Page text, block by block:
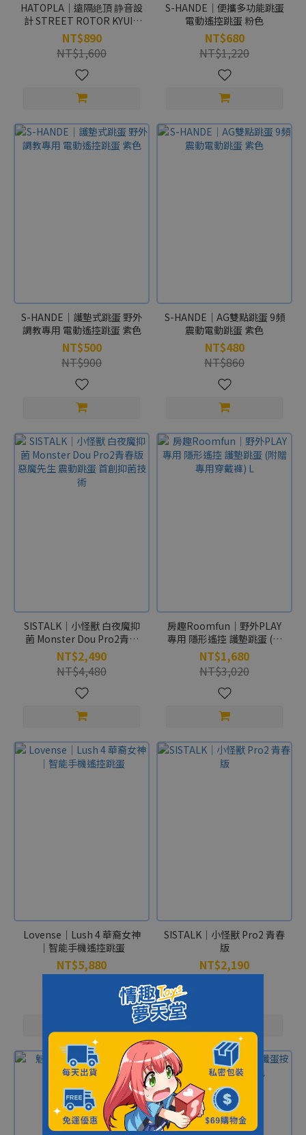
HATOPLA｜遠隔絶頂 静音設
計 STREET ROTOR KYUIN
black 靜音跳蛋
NT$890
NT$1,600
S-HANDE｜便攜多功能跳蛋
電動遙控跳蛋 粉色
NT$680
NT$1,220
S-HANDE｜護墊式跳蛋 野外
調教專用 電動遙控跳蛋 紫色
NT$500
NT$900
S-HANDE｜AG雙點跳蛋 9頻
震動電動跳蛋 紫色
NT$480
NT$860
SISTALK｜小怪獸 白夜魔抑
菌 Monster Dou Pro2青春
版 惡魔先生 震動跳蛋 首創抑
菌技術
NT$2,490
NT$4,480
房趣Roomfun｜野外PLAY
專用 隱形遙控 護墊跳蛋 (附
贈專用穿戴褲) L
NT$1,680
NT$3,020
Lovense｜Lush 4 華裔女神
｜智能手機遙控跳蛋
NT$5,880
SISTALK｜小怪獸 Pro2 青春
版
NT$2,190